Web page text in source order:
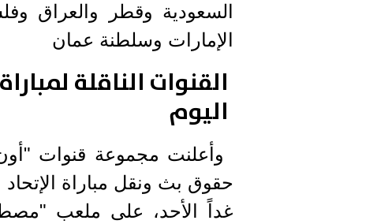
السعودية وقطر والعراق
الإمارات وسلطنة عمان
القنوات الناقلة
اليوم
وأعلنت مجموعة قنوات
حقوق بث ونقل مباراة